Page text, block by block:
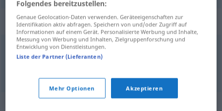
Beispielsätze für "software"
paquetede software
Folgendes bereitzustellen:
Genaue Geolocation-Daten verwenden. Geräteeigenschaften zur
Identifikation aktiv abfragen. Speichern von und/oder Zugriff auf
Informationen auf einem Gerät. Personalisierte Werbung und Inhalte,
Messung von Werbung und Inhalten, Zielgruppenforschung und
Entwicklung von Dienstleistungen.
Liste der Partner (Lieferanten)
Mehr Optionen Akzeptieren